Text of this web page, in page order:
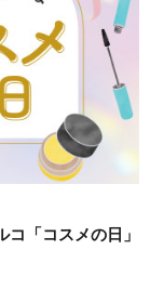
「コスメの日」